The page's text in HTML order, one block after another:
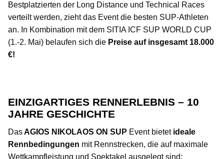
Bestplatzierten der Long Distance und Technical Races
verteilt werden, zieht das Event die besten SUP-Athleten
an. In Kombination mit dem SITIA ICF SUP WORLD CUP
(1.-2. Mai) belaufen sich die Preise auf insgesamt 18.000
€!
EINZIGARTIGES RENNERLEBNIS – 10
JAHRE GESCHICHTE
DasAGIOS NIKOLAOS ON SUP Event bietetideale
Rennbedingungen mit Rennstrecken, die auf maximale
Wettkampfleistung und Spektakel ausgelegt sind: